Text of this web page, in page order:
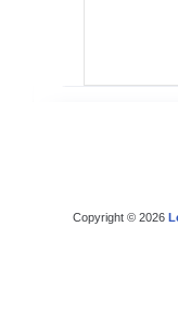
Copyright © 2026